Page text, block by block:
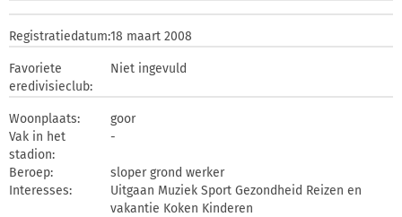
Registratiedatum:18 maart 2008
Favoriete
eredivisieclub:
Niet ingevuld
Woonplaats:
goor
Vak in het
stadion:
-
Beroep:
sloper grond werker
Interesses:
Uitgaan Muziek Sport Gezondheid Reizen en
vakantie Koken Kinderen